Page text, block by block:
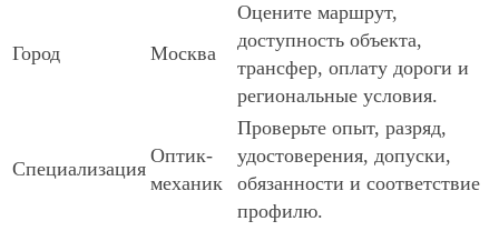
Город Москва
Оцените маршрут,
доступность объекта,
трансфер, оплату дороги и
региональные условия.
Специализация
Оптик-
механик
Проверьте опыт, разряд,
удостоверения, допуски,
обязанности и соответствие
профилю.